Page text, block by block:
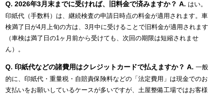
Q. 2026年3月末までに受ければ、旧料金で済みますか？ A. はい。
印紙代（手数料）は、継続検査の申請日時点の料金が適用されます。車
検満了日が4月上旬の方は、3月中に受けることで旧料金が適用されます
（車検は満了日の1ヶ月前から受けても、次回の期限は短縮されませ
ん）。
Q. 印紙代などの諸費用はクレジットカードで払えますか？ A. 一般
的に、印紙代・重量税・自賠責保険料などの「法定費用」は現金でのお
支払いをお願いしているケースが多いですが、土屋整備工場ではお客様